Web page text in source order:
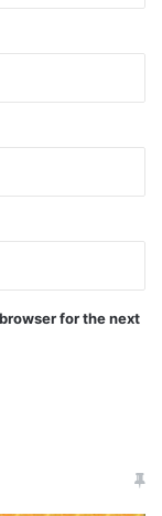
for the next